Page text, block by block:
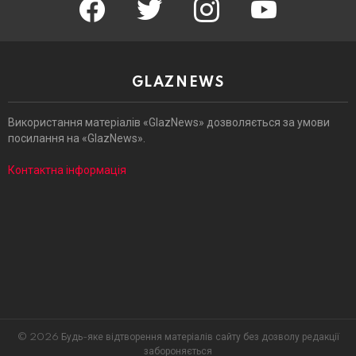
GLAZNEWS
Використання матеріалів «GlazNews» дозволяється за умови
посилання на «GlazNews».
Контактна інформація
© 2026 Будь-яке відтворення матеріалів сайту без дозволу редакції
забороняється